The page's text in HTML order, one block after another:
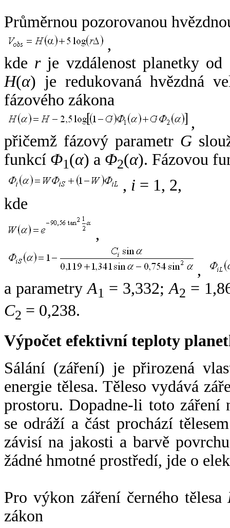
Průměrnou pozorovanou
,
kde rje vzdálenost planetky od
H(α) je redukovaná hvězdná
fázového zákona
,
přičemž fázový parametr G
funkcí Φ1(α) a Φ2(α). Fázovou
, i = 1, 2,
kde
,
,
a parametryA1 = 3,332;A2 =
C2 = 0,238.
Výpočet efektivní teploty
Sálání (záření) je přirozená
energie tělesa. Těleso vydává
prostoru. Dopadne-li toto záření
se odráží a část prochází
závisí na jakosti a barvě
žádné hmotné prostředí, jde o
Pro výkon záření černého tělesa
zákon